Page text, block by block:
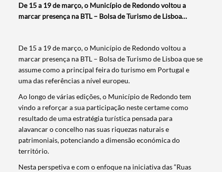
​De 15 a 19 de março, o Município de Redondo voltou a
marcar presença na BTL – Bolsa de Turismo de Lisboa…
​De 15 a 19 de março, o Município de Redondo voltou a
marcar presença na BTL – Bolsa de Turismo de Lisboa que se
assume como a principal feira do turismo em Portugal e
uma das referências a nível europeu.
Ao longo de várias edições, o Município de Redondo tem
vindo a reforçar a sua participação neste certame como
resultado de uma estratégia turística pensada para
alavancar o concelho nas suas riquezas naturais e
patrimoniais, potenciando a dimensão económica do
território.
Nesta perspetiva e com o enfoque na iniciativa das “Ruas